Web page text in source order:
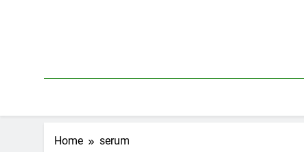
Home serum